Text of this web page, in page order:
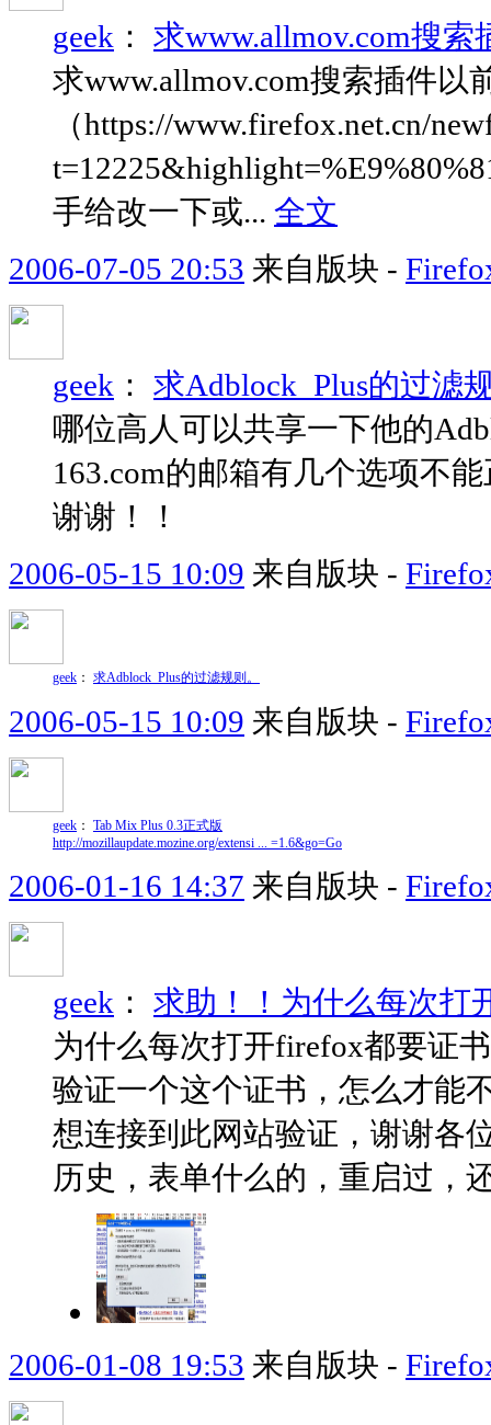
geek ： 求www.allmov.com搜索
求www.allmov.com搜索插件以
（https://www.firefox.net.cn/
手给改一下或... 全文
2006-07-05 20:53 来自版块 -
geek ： 求Adblock_Plus的过滤
哪位高人可以共享一下他的
163.com的邮箱有几个选项不
谢谢！！
2006-05-15 10:09 来自版块 -
geek ： 求Adblock_Plus的过滤规则。
2006-05-15 10:09 来自版块 -
geek ： Tab Mix Plus 0.3正式版
http://mozillaupdate.mozine.org/extensi ... =1.6&go=Go
2006-01-16 14:37 来自版块 -
geek ： 求助！！为什么每次打
为什么每次打开firefox都要证
验证一个这个证书，怎么才能
想连接到此网站验证，谢谢各
历史，表单什么的，重启过，
2006-01-08 19:53 来自版块 -